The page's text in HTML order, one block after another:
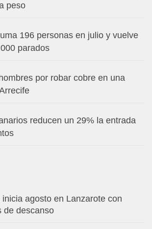
peso
196 personas en julio y vuelve
parados
por robar cobre en una
reducen un 29% la entrada
agosto en Lanzarote con
de descanso